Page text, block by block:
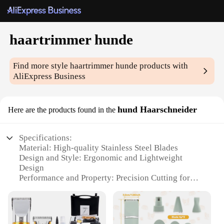
haartrimmer hunde
Find more stylehaartrimmer hunde products with
AliExpress Business
Here are the products found in the hund Haarschneider
Specifications:
Material: High-quality Stainless Steel Blades
Design and Style: Ergonomic and Lightweight
Design
Performance and Property: Precision Cutting for
Parts and Accessories: Includes Multiple
Attachments for Versatile Grooming
Applicable People: Ideal for Professional Groomers